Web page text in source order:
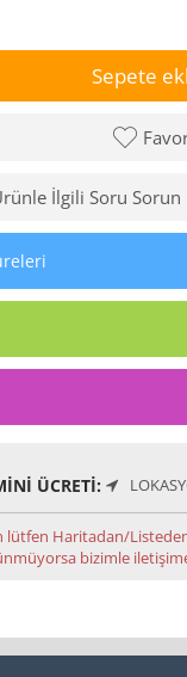
Sepete
İlgili Soru Sorun
ÜCRETI:
lütfen Haritadan/
bizimle